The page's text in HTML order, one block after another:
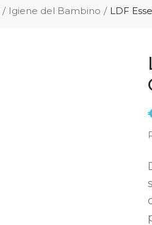
Beauty e Skincare
Pressione
Domicilio
Igiene del Bambino LDF